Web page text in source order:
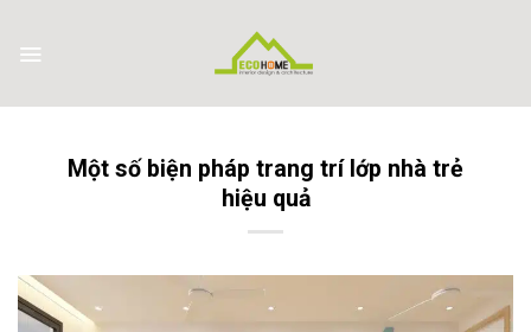
content
Một số biện pháp trang trí lớp nhà trẻ
hiệu quả